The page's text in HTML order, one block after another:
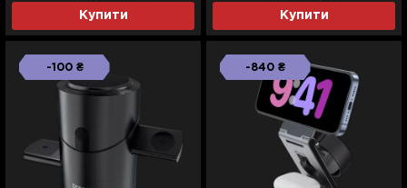
Купити Купити
-100 ₴ -840 ₴